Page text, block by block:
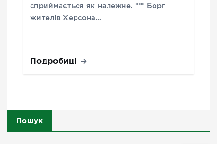
сприймається як належне. *** Борг
жителів Херсона…
Подробиці
Пошук